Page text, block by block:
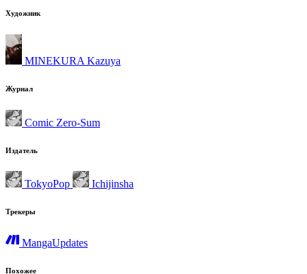
Художник
MINEKURA Kazuya
Журнал
Comic Zero-Sum
Издатель
TokyoPop Ichijinsha
Трекеры
MangaUpdates
Похожее